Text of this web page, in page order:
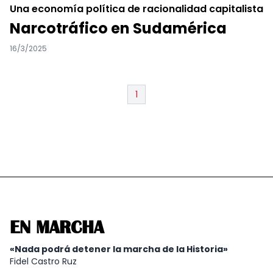
Una economía política de racionalidad capitalista
Narcotráfico en Sudamérica
16/3/2025
1
EN MARCHA
«Nada podrá detener la marcha de la Historia»
Fidel Castro Ruz